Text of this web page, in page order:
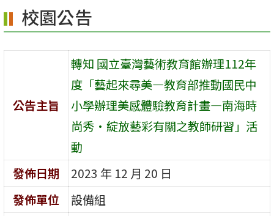
校園公告
公告主旨
轉知 國立臺灣藝術教育館辦理112年
度「藝起來尋美―教育部推動國民中
小學辦理美感體驗教育計畫―南海時
尚秀·綻放藝彩有關之教師研習」活
動
發佈日期
2023 年 12 月 20 日
發佈單位
設備組